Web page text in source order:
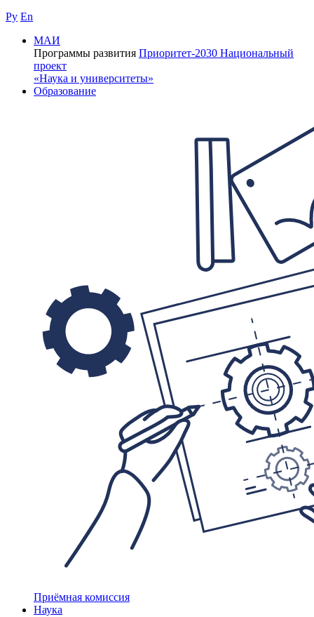
Ру En
МАИ
Программы развития Приоритет-2030 Национальный
проект
«Наука и университеты»
Образование
Приёмная комиссия
Наука